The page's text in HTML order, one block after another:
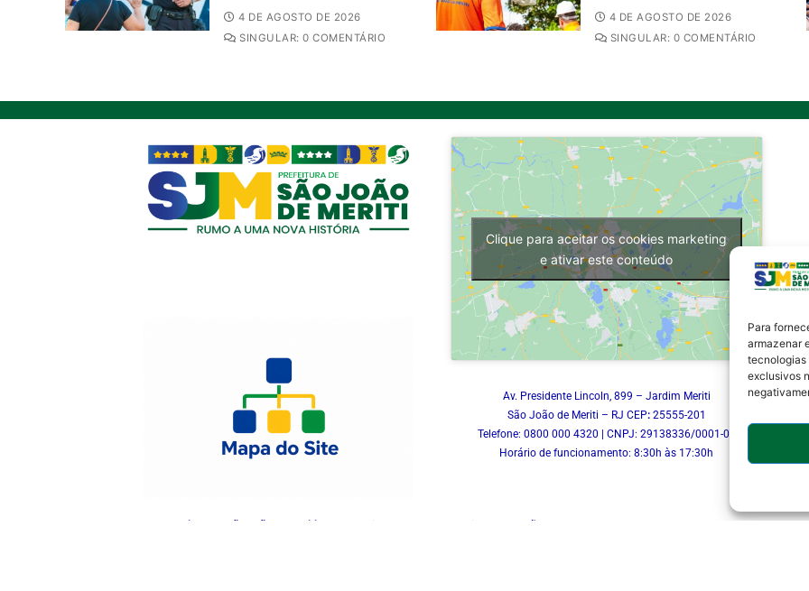
Para
armazenar
tecnologias
exclusivos
4 DE AGOSTO DE 2026
SINGULAR: 0 COMENTÁRIO
4 DE AGOSTO DE 2026
SINGULAR: 0 COMENTÁRIO
Clique para aceitar os cookies marketing
e ativar este conteúdo
Av. Presidente Lincoln, 899 – Jardim Meriti
São João de Meriti – RJ CEP:25555-201
Telefone: 0800 000 4320 | CNPJ: 29138336/0001-05
Horário de funcionamento: 8:30h às 17:30h